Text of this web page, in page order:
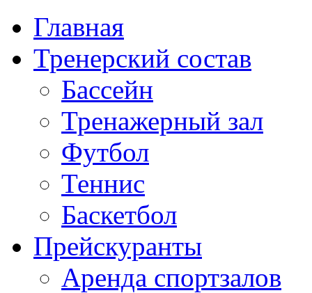
Главная
Тренерский состав
Бассейн
Тренажерный зал
Футбол
Теннис
Баскетбол
Прейскуранты
Аренда спортзалов